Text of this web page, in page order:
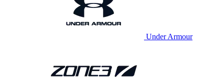
Under Armour